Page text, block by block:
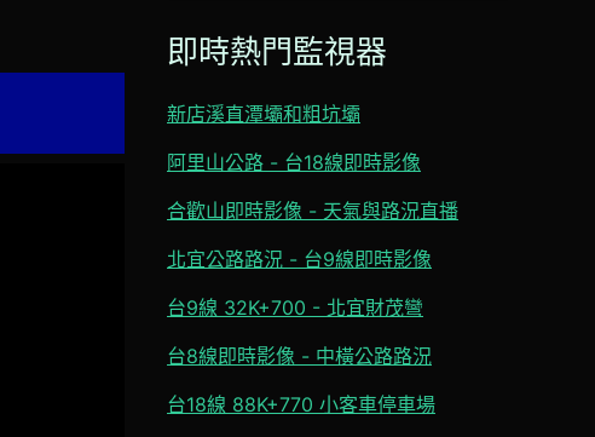
即時熱門監視器
新店溪直潭壩和粗坑壩
阿里山公路 - 台18線即時影像
合歡山即時影像 - 天氣與路況直播
北宜公路路況 - 台9線即時影像
台9線 32K+700 - 北宜財茂彎
台8線即時影像 - 中橫公路路況
台18線 88K+770 小客車停車場